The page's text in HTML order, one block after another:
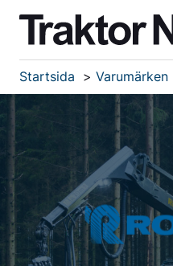
Startsida Varumärken